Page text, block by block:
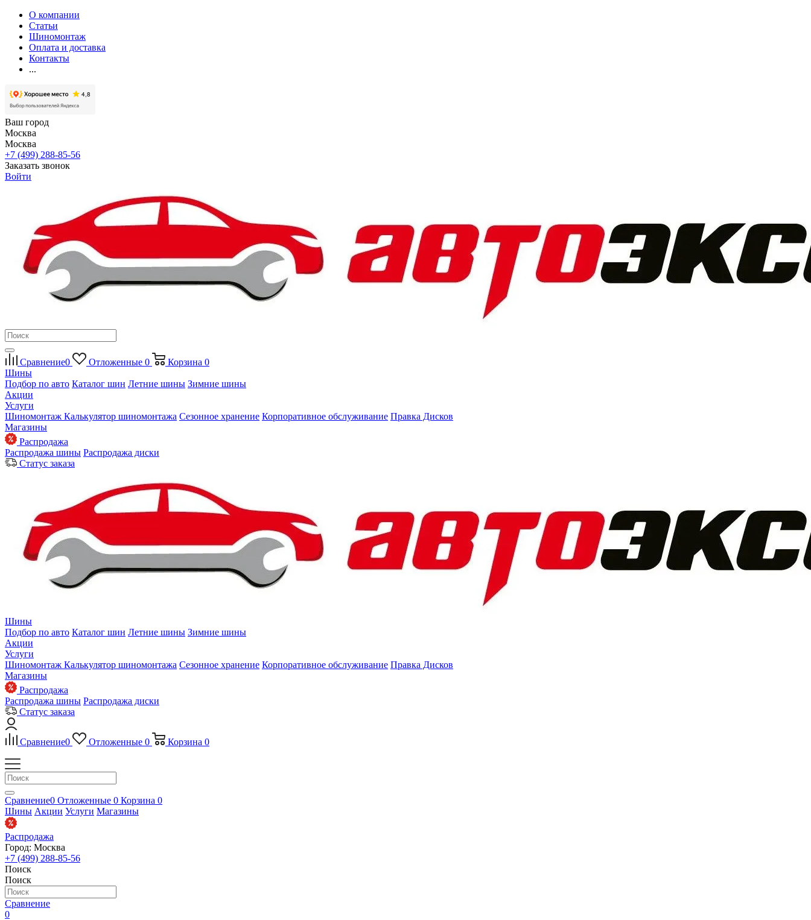
О компании
Статьи
Шиномонтаж
Оплата и доставка
Контакты
...
Ваш город
Москва
Москва
+7 (499) 288-85-56
Заказать звонок
Войти
Сравнение0 Отложенные 0 Корзина 0
Шины
Подбор по авто Каталог шин Летние шины Зимние шины
Акции
Услуги
Шиномонтаж Калькулятор шиномонтажа Сезонное хранение Корпоративное обслуживание Правка Дисков
Магазины
Распродажа
Распродажа шины Распродажа диски
Статус заказа
Шины
Подбор по авто Каталог шин Летние шины Зимние шины
Акции
Услуги
Шиномонтаж Калькулятор шиномонтажа Сезонное хранение Корпоративное обслуживание Правка Дисков
Магазины
Распродажа
Распродажа шины Распродажа диски
Статус заказа
Сравнение0 Отложенные 0 Корзина 0
Сравнение0 Отложенные 0 Корзина 0
Шины Акции Услуги Магазины
Распродажа
Город: Москва
+7 (499) 288-85-56
Поиск
Поиск
Сравнение
0